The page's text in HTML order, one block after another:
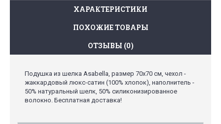
ХАРАКТЕРИСТИКИ
ПОХОЖИЕ ТОВАРЫ
ОТЗЫВЫ (0)
Подушка из шелка Asabella, размер 70х70 см, чехол -
жаккардовый люкс-сатин (100% хлопок), наполнитель -
50% натуральный шелк, 50% силиконизированное
волокно. Бесплатная доставка!